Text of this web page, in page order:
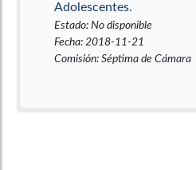
Adolescentes.
Estado: No disponible
Fecha: 2018-11-21
Comisión: Séptima de Cámara